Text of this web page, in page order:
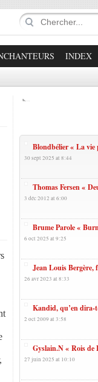
INDEX
Blondbélier « La vie
30 sept 2025 at 8:44
Thomas Fersen «
3 déc 2012 at 6:00
Brume Parole «
6 oct 2025 at 9:25
Jean Louis Bergère,
26 avr 2023 at 8:33
Kandid, qu’en dira-
2 oct 2009 at 3:58
Gyslain.N « Rois de
27 juin 2025 at 10:10